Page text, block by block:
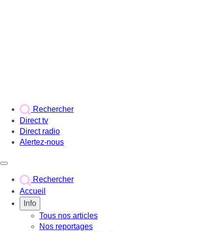
Rechercher
Direct tv
Direct radio
Alertez-nous
Rechercher
Accueil
Info
Tous nos articles
Nos reportages